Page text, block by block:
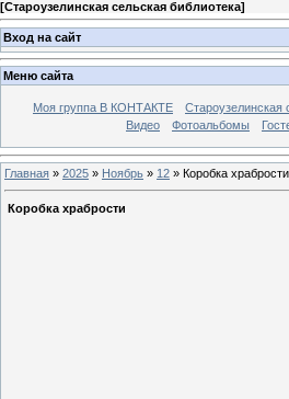
[Староузелинская сельская библиотека]
Вход на сайт
Меню сайта
Моя группа В КОНТАКТЕ
Видео
Фотоальбомы
Главная » 2025 » Ноябрь » 12 » Коробка храбрости
Коробка храбрости